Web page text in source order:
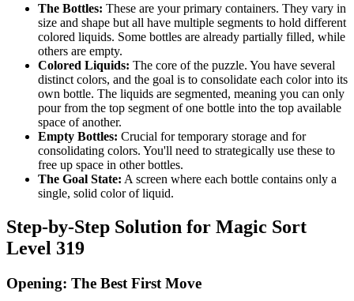
The Bottles: These are your primary containers. They vary in
size and shape but all have multiple segments to hold different
colored liquids. Some bottles are already partially filled, while
others are empty.
Colored Liquids: The core of the puzzle. You have several
distinct colors, and the goal is to consolidate each color into its
own bottle. The liquids are segmented, meaning you can only
pour from the top segment of one bottle into the top available
space of another.
Empty Bottles: Crucial for temporary storage and for
consolidating colors. You'll need to strategically use these to
free up space in other bottles.
The Goal State: A screen where each bottle contains only a
single, solid color of liquid.
Step-by-Step Solution for Magic Sort
Level 319
Opening: The Best First Move